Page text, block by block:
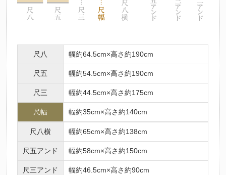
尺八 幅約64.5cm×高さ約190cm
尺五 幅約54.5cm×高さ約190cm
尺三 幅約44.5cm×高さ約175cm
尺幅 幅約35cm×高さ約140cm
尺八横 幅約65cm×高さ約138cm
尺五アンド 幅約58cm×高さ約150cm
尺三アンド 幅約46.5cm×高さ約90cm